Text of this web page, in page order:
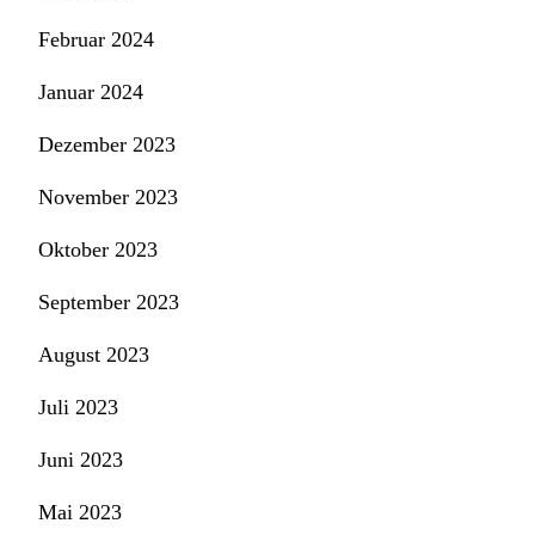
Februar 2024
Januar 2024
Dezember 2023
November 2023
Oktober 2023
September 2023
August 2023
Juli 2023
Juni 2023
Mai 2023